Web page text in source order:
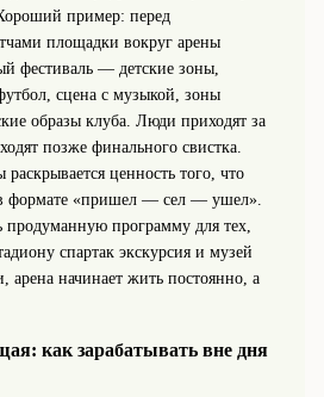
пример: перед
площадки вокруг арены
фестиваль — детские зоны,
сцена с музыкой, зоны
образы клуба. Люди приходят за
позже финального свистка.
ценность того, что
в формате «пришел — сел — ушел».
продуманную программу для тех,
спартак экскурсия и музей
арена начинает жить постоянно, а
как зарабатывать вне дня